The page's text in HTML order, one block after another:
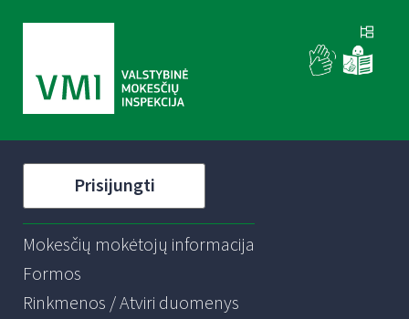
Prisijungti
Mokesčių mokėtojų informacija
Formos
Rinkmenos / Atviri duomenys